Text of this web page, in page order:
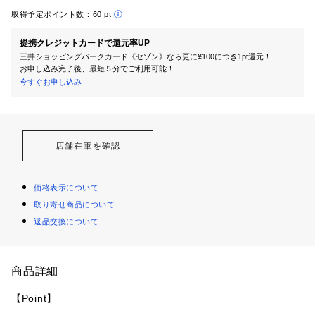
取得予定ポイント数： 60 pt
提携クレジットカードで還元率UP
三井ショッピングパークカード《セゾン》なら更に¥100につき1pt還元！
お申し込み完了後、最短５分でご利用可能！
今すぐお申し込み
店舗在庫を確認
価格表示について
取り寄せ商品について
返品交換について
商品詳細
【Point】